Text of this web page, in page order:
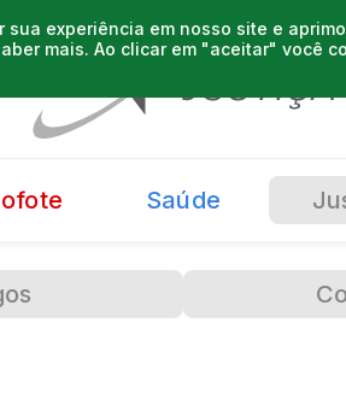
experiência em nosso site e
mais. Ao clicar em "aceitar" você
Saúde